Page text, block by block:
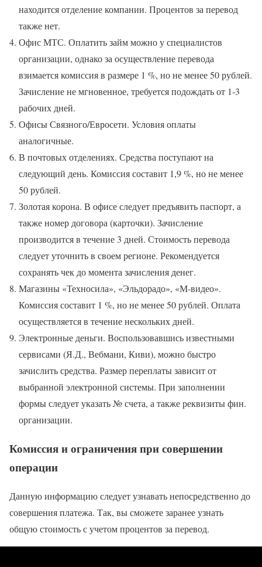
находится отделение компании. Процентов за перевод
также нет.
Офис МТС. Оплатить займ можно у специалистов
организации, однако за осуществление перевода
взимается комиссия в размере 1 %, но не менее 50 рублей.
Зачисление не мгновенное, требуется подождать от 1-3
рабочих дней.
Офисы Связного/Евросети. Условия оплаты
аналогичные.
В почтовых отделениях. Средства поступают на
следующий день. Комиссия составит 1,9 %, но не менее
50 рублей.
Золотая корона. В офисе следует предъявить паспорт, а
также номер договора (карточки). Зачисление
производится в течение 3 дней. Стоимость перевода
следует уточнить в своем регионе. Рекомендуется
сохранять чек до момента зачисления денег.
Магазины «Техносила», «Эльдорадо», «М-видео».
Комиссия составит 1 %, но не менее 50 рублей. Оплата
осуществляется в течение нескольких дней.
Электронные деньги. Воспользовавшись известными
сервисами (Я.Д., Вебмани, Киви), можно быстро
зачислить средства. Размер переплаты зависит от
выбранной электронной системы. При заполнении
формы следует указать № счета, а также реквизиты фин.
организации.
Комиссия и ограничения при совершении
операции
Данную информацию следует узнавать непосредственно до
совершения платежа. Так, вы сможете заранее узнать
общую стоимость с учетом процентов за перевод.